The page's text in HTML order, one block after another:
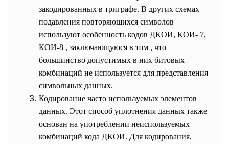
закодированных в триграфе. В других схемах
подавления повторяющихся символов
используют особенность кодов ДКОИ, КОИ- 7,
КОИ-8 , заключающуюся в том , что
большинство допустимых в них битовых
комбинаций не используется для представления
символьных данных.
Кодирование часто используемых элементов
данных. Этот способ уплотнения данных также
основан на употреблении неиспользуемых
комбинаций кода ДКОИ. Для кодирования,